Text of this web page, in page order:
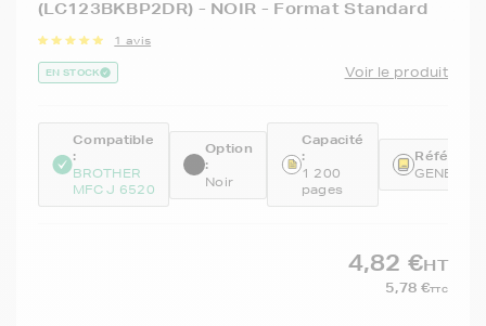
(LC123BKBP2DR) - NOIR - Format Standard
1 avis
EN STOCK Voir le produit
Compatible
:
BROTHER
MFC J 6520
Option
:
Noir
Capacité
:
1 200
pages
4,82 €HT
5,78 €TTC